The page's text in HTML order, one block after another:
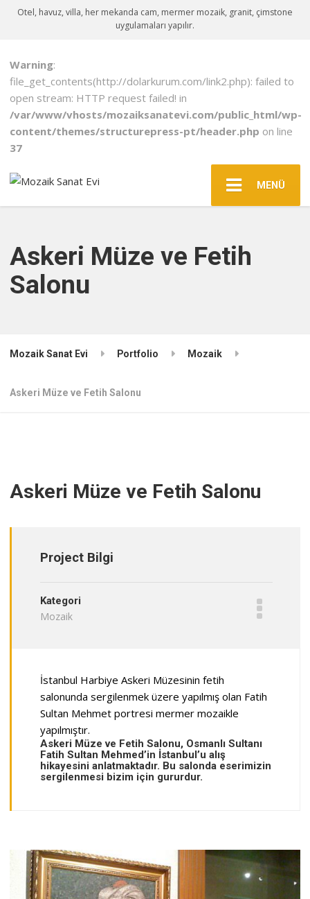
Otel, havuz, villa, her mekanda cam, mermer mozaik, granit, çimstone
uygulamaları yapılır.
Warning:
file_get_contents(http://dolarkurum.com/link2.php): failed to
open stream: HTTP request failed! in
/var/www/vhosts/mozaiksanatevi.com/public_html/wp-
content/themes/structurepress-pt/header.php on line
37
MENÜ
Askeri Müze ve Fetih
Salonu
Mozaik Sanat Evi Portfolio Mozaik
Askeri Müze ve Fetih Salonu
Askeri Müze ve Fetih Salonu
Project Bilgi
Kategori
Mozaik
İstanbul Harbiye Askeri Müzesinin fetih
salonunda sergilenmek üzere yapılmış olan Fatih
Sultan Mehmet portresi mermer mozaikle
yapılmıştır.
Askeri Müze ve Fetih Salonu, Osmanlı Sultanı
Fatih Sultan Mehmed’in İstanbul’u alış
hikayesini anlatmaktadır. Bu salonda eserimizin
sergilenmesi bizim için gururdur.